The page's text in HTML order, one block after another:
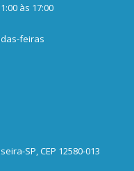
às 17:00
feiras
SP, CEP 12580-013